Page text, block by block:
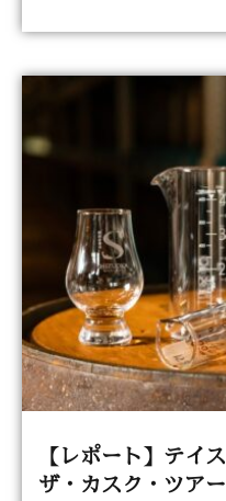
【レポート】テイ
ザ・カスク・ツア